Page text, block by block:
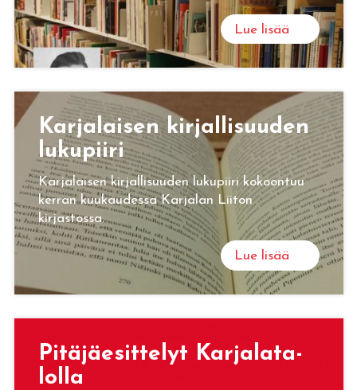
Lue lisää
Kar­ja­lai­sen kir­jal­li­suu­den
lu­ku­pii­ri
Karjalaisen kirjallisuuden lukupiiri kokoontuu
kerran kuukaudessa Karjalan Liiton
kirjastossa.
Lue lisää
Pi­tä­jäe­sit­te­lyt Kar­ja­la­ta­
lol­la